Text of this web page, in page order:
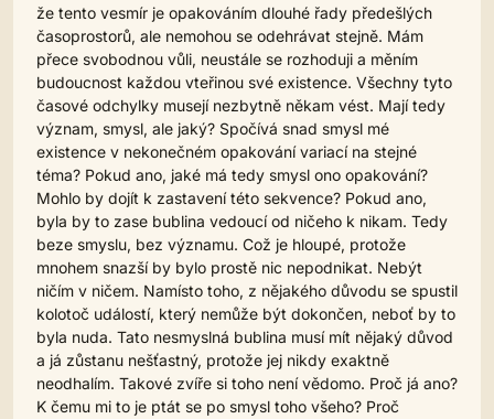
že tento vesmír je opakováním dlouhé řady předešlých
časoprostorů, ale nemohou se odehrávat stejně. Mám
přece svobodnou vůli, neustále se rozhoduji a měním
budoucnost každou vteřinou své existence. Všechny tyto
časové odchylky musejí nezbytně někam vést. Mají tedy
význam, smysl, ale jaký? Spočívá snad smysl mé
existence v nekonečném opakování variací na stejné
téma? Pokud ano, jaké má tedy smysl ono opakování?
Mohlo by dojít k zastavení této sekvence? Pokud ano,
byla by to zase bublina vedoucí od ničeho k nikam. Tedy
beze smyslu, bez významu. Což je hloupé, protože
mnohem snazší by bylo prostě nic nepodnikat. Nebýt
ničím v ničem. Namísto toho, z nějakého důvodu se spustil
kolotoč událostí, který nemůže být dokončen, neboť by to
byla nuda. Tato nesmyslná bublina musí mít nějaký důvod
a já zůstanu nešťastný, protože jej nikdy exaktně
neodhalím. Takové zvíře si toho není vědomo. Proč já ano?
K čemu mi to je ptát se po smysl toho všeho? Proč